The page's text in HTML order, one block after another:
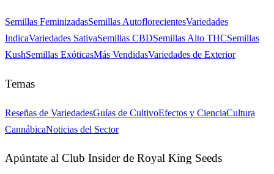
Semillas FeminizadasSemillas AutoflorecientesVariedades
IndicaVariedades SativaSemillas CBDSemillas Alto THCSemillas
KushSemillas ExóticasMás VendidasVariedades de Exterior
Temas
Reseñas de VariedadesGuías de CultivoEfectos y CienciaCultura
CannábicaNoticias del Sector
Apúntate al Club Insider de Royal King Seeds